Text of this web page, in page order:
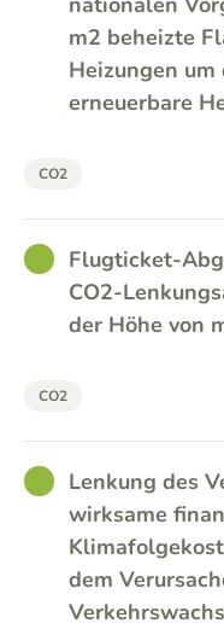
m2 beheizte
Heizungen
erneuerbare
CO2
GOODFlugticket-
CO2-
der Höhe von
CO2
GOODLenkung des
wirksame
dem